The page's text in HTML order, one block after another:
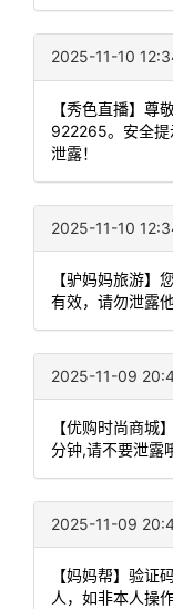
2025-11-10
【秀色直播】尊
922265。安全提
泄露！
2025-11-10
【驴妈妈旅游
有效，请勿泄露他
2025-11-09
【优购时尚商城
分钟,请不要泄露
2025-11-09
【妈妈帮】验
人，如非本人操